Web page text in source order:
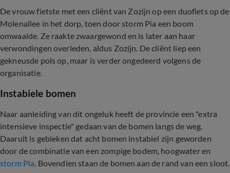
De vrouw fietste met een cliënt van Zozijn op een duofiets op de
Molenallee in het dorp, toen door storm Pia een boom
omwaaide. Ze raakte zwaargewond en is later aan haar
verwondingen overleden, aldus Zozijn. De cliënt liep een
gekneusde pols op, maar is verder ongedeerd volgens de
organisatie.
Instabiele bomen
Naar aanleiding van dit ongeluk heeft de provincie een "extra
intensieve inspectie" gedaan van de bomen langs de weg.
Daaruit is gebleken dat acht bomen instabiel zijn geworden
door de combinatie van een zompige bodem, hoogwater en
storm Pia. Bovendien staan de bomen aan de rand van een sloot.